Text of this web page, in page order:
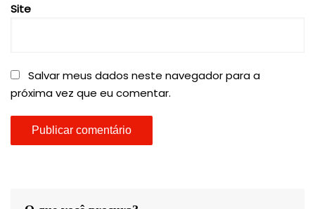
Site
Salvar meus dados neste navegador para a
próxima vez que eu comentar.